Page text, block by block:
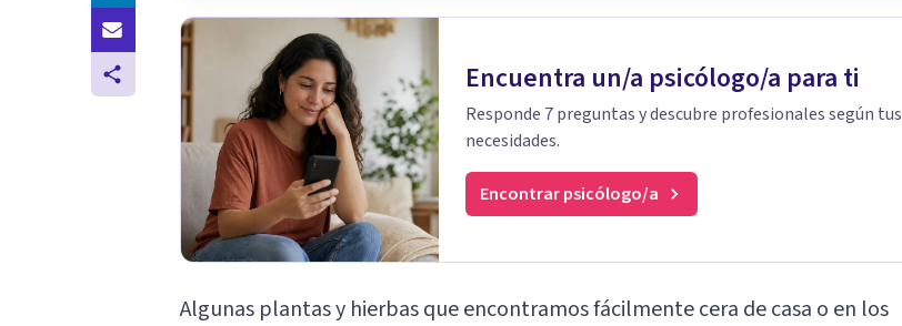
Encuentra un/a psicólogo/a para ti
Responde 7 preguntas y descubre profesionales según tus
necesidades.
Encontrar psicólogo/a
Algunas plantas y hierbas que encontramos fácilmente cera de casa o en los